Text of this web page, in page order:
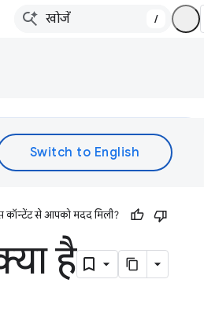
/
कॉन्टेंट से आपको मदद मिली?
है